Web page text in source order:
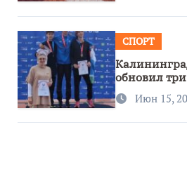
СПОРТ
обновил
Июн 15,